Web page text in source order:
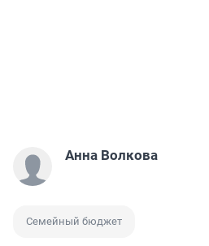
Анна Волкова
Семейный бюджет